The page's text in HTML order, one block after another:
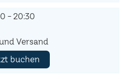
- 20:30
Versand
buchen